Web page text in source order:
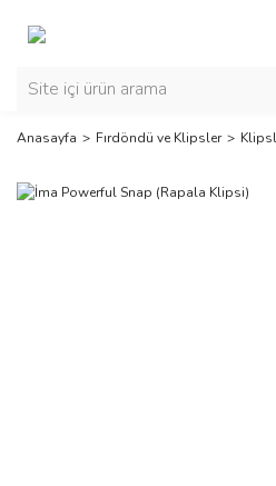
Anasayfa Fırdöndü ve Klipsler